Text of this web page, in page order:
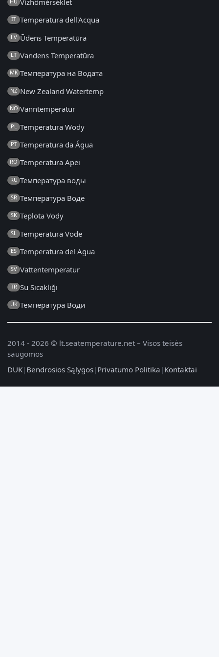
IT Temperatura dell'Acqua
LV Ūdens Temperatūra
LT Vandens Temperatūra
MK Температура на Водата
NZ New Zealand Watertemp
NO Vanntemperatur
PL Temperatura Wody
PT Temperatura da Água
RO Temperatura Apei
RU Температура воды
SR Температура Воде
SK Teplota Vody
SL Temperatura Vode
ES Temperatura del Agua
SV Vattentemperatur
TR Su Sıcaklığı
UK Температура Води
2014 - 2026 © lt.seatemperature.net – Visos teisės
saugomos
DUK| Bendrosios Sąlygos| Privatumo Politika | Kontaktai